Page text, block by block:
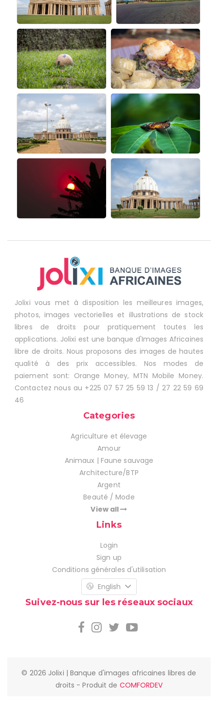
Jolixi vous met à disposition les meilleures images,
photos, images vectorielles et illustrations de stock
libres de droits pour pratiquement toutes les
applications. Jolixi est une banque d'Images Africaines
libre de droits. Nous proposons des images de hautes
qualité à des prix accessibles. Nos modes de
paiement sont: Orange Money, MTN Mobile Money.
Contactez nous au +225 07 57 25 59 13 / 27 22 59 69
46
Categories
Agriculture et élevage
Amour
Animaux | Faune sauvage
Architecture/BTP
Argent
Beauté / Mode
View all
Links
Login
Sign up
Conditions générales d'utilisation
English
Suivez-nous sur les réseaux sociaux
© 2026 Jolixi | Banque d'images africaines libres de
droits - Produit de COMFORDEV